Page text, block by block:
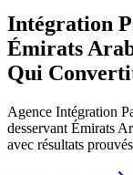
Intégration
Émirats
Qui
Agence Intégration
desservant Émirats
avec résultats